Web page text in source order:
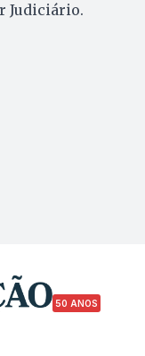
Judiciário.
50 ANOS